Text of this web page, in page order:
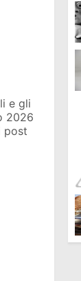
e gli
2026
post